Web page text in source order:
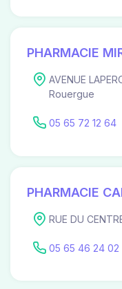
PHARMACIE
AVENUE
Rouergue
05 65 72 12 64
PHARMACIE
RUE DU
05 65 46 24 02